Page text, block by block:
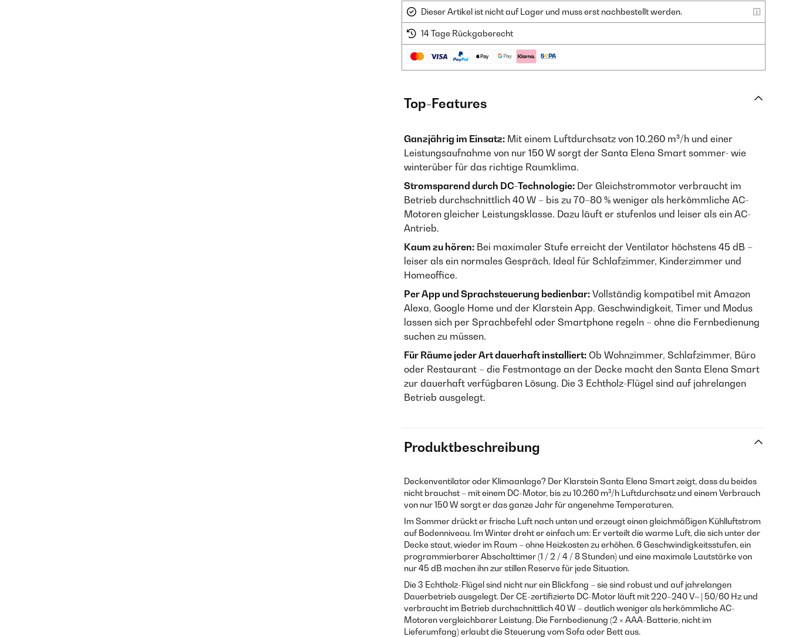
Dieser Artikel ist nicht auf Lager und muss erst nachbestellt werden.
14 Tage Rückgaberecht
Top-Features
Ganzjährig im Einsatz: Mit einem Luftdurchsatz von 10.260 m³/h und einer
Leistungsaufnahme von nur 150 W sorgt der Santa Elena Smart sommer- wie
winterüber für das richtige Raumklima.
Stromsparend durch DC-Technologie: Der Gleichstrommotor verbraucht im
Betrieb durchschnittlich 40 W – bis zu 70–80 % weniger als herkömmliche AC-
Motoren gleicher Leistungsklasse. Dazu läuft er stufenlos und leiser als ein AC-
Antrieb.
Kaum zu hören: Bei maximaler Stufe erreicht der Ventilator höchstens 45 dB –
leiser als ein normales Gespräch. Ideal für Schlafzimmer, Kinderzimmer und
Homeoffice.
Per App und Sprachsteuerung bedienbar: Vollständig kompatibel mit Amazon
Alexa, Google Home und der Klarstein App. Geschwindigkeit, Timer und Modus
lassen sich per Sprachbefehl oder Smartphone regeln – ohne die Fernbedienung
suchen zu müssen.
Für Räume jeder Art dauerhaft installiert: Ob Wohnzimmer, Schlafzimmer, Büro
oder Restaurant – die Festmontage an der Decke macht den Santa Elena Smart
zur dauerhaft verfügbaren Lösung. Die 3 Echtholz-Flügel sind auf jahrelangen
Betrieb ausgelegt.
Produktbeschreibung
Deckenventilator oder Klimaanlage? Der Klarstein Santa Elena Smart zeigt, dass du beides
nicht brauchst – mit einem DC-Motor, bis zu 10.260 m³/h Luftdurchsatz und einem Verbrauch
von nur 150 W sorgt er das ganze Jahr für angenehme Temperaturen.
Im Sommer drückt er frische Luft nach unten und erzeugt einen gleichmäßigen Kühlluftstrom
auf Bodenniveau. Im Winter dreht er einfach um: Er verteilt die warme Luft, die sich unter der
Decke staut, wieder im Raum – ohne Heizkosten zu erhöhen. 6 Geschwindigkeitsstufen, ein
programmierbarer Abschalttimer (1 / 2 / 4 / 8 Stunden) und eine maximale Lautstärke von
nur 45 dB machen ihn zur stillen Reserve für jede Situation.
Die 3 Echtholz-Flügel sind nicht nur ein Blickfang – sie sind robust und auf jahrelangen
Dauerbetrieb ausgelegt. Der CE-zertifizierte DC-Motor läuft mit 220–240 V~ | 50/60 Hz und
verbraucht im Betrieb durchschnittlich 40 W – deutlich weniger als herkömmliche AC-
Motoren vergleichbarer Leistung. Die Fernbedienung (2 × AAA-Batterie, nicht im
Lieferumfang) erlaubt die Steuerung vom Sofa oder Bett aus.